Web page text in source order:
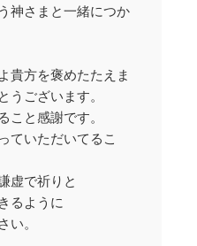
神さまと一緒につか
方を褒めたたえま
ございます。
こと感謝です。
ていただいてるこ
虚で祈りと
るように
。